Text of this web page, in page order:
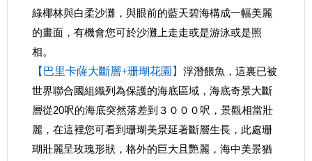
綠椰林與白柔沙灘，與眼前的藍天碧海構成一幅美麗
的畫面，有機會您可於沙灘上走走或是游泳或是照
相。
【巴里卡薩大斷層+珊瑚花園】 浮潛餵魚，這裏已被
世界聯合國組織列為保護的海底區域，海底奇景大斷
層從20呎的海底突然落差到３０００呎，景觀相當壯
麗，在這裡您可看到珊瑚美景延著斷層生長，此處珊
瑚壯麗呈玫瑰形狀，格外的巨大且艷麗，海中美景猶